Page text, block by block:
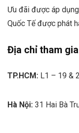
Ưu đãi được áp
Quốc Tế được phát
Địa chỉ tham
TP.HCM: L1 – 19 &
Hà Nội: 31 Hai Bà